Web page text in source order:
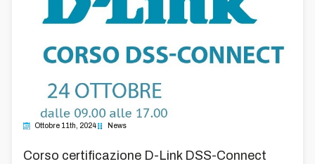
Ottobre 11th, 2024 News
Corso certificazione D-Link DSS-Connect